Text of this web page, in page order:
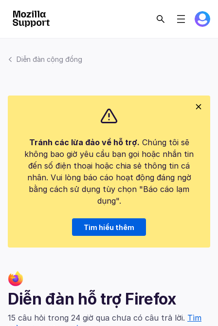
Diễn đàn cộng đồng
Tránh các lừa đảo về hỗ trợ. Chúng tôi sẽ
không bao giờ yêu cầu bạn gọi hoặc nhắn tin
đến số điện thoại hoặc chia sẻ thông tin cá
nhân. Vui lòng báo cáo hoạt động đáng ngờ
bằng cách sử dụng tùy chọn "Báo cáo lạm
dụng".
Tìm hiểu thêm
Diễn đàn hỗ trợ Firefox
15 câu hỏi trong 24 giờ qua chưa có câu trả lời. Tìm